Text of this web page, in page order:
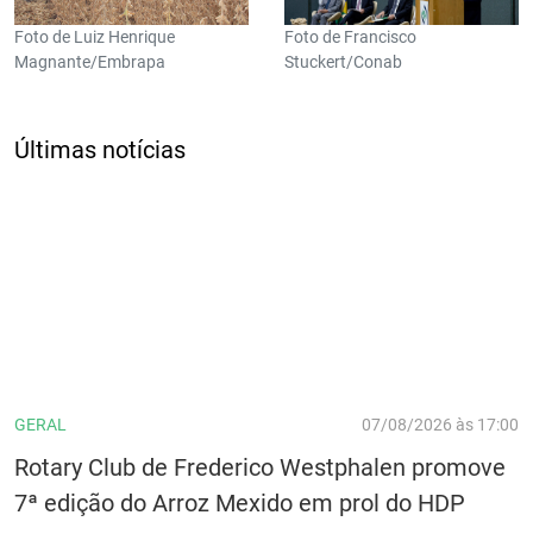
Foto de Luiz Henrique
Magnante/Embrapa
Foto de Francisco
Stuckert/Conab
Últimas notícias
GERAL 07/08/2026 às 17:00
Rotary Club de Frederico Westphalen promove
7ª edição do Arroz Mexido em prol do HDP